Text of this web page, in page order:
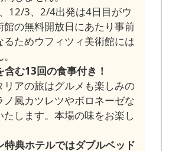
12/3、2/4出発は4日目がウ
館の無料開放日にあたり事前
るためウフィツィ美術館には
む13回の食事付き！
リアの旅はグルメも楽しみの
ノ風カツレツやボロネーゼな
たします。本場の味をお楽し
典ホテルではダブルベッド